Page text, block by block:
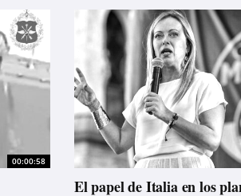
00:00:58
El papel de Italia en los